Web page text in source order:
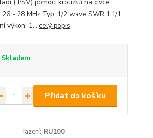
( PSV) pomocí kroužků na cívce.
- 28 MHz Typ: 1/2 wave SWR 1,1/1
výkon: 1... celý popis
Skladem
Přidat do košíku
řazení: RU100